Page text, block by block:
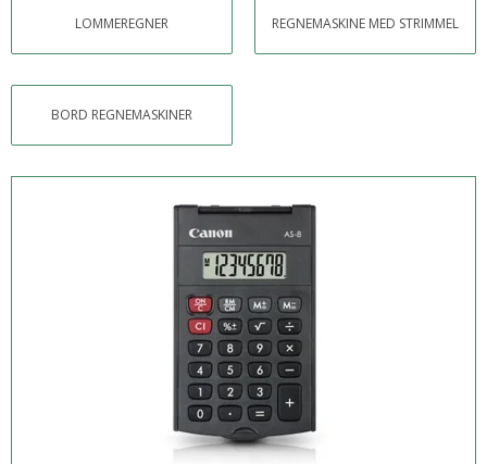
LOMMEREGNER REGNEMASKINE MED STRIMMEL
BORD REGNEMASKINER